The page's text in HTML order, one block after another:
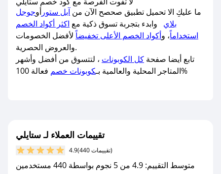
ما عليكِ الا تحميل تطبيق صحصح الآن من آبل ستور أوجوجل
بلاي وابدء بتجربة تسوق ذكية مع اكثر أكواد الخصم
استخداماً، وأكواد الخصم الأعلى تخفيضاًلأفضل الخصومات
والعروض الحصرية.
تابع أيضا صفحة كل الكوبونات ، لتتسوق من أفضل وأشهر
المتاجر المحلية والعالمية بـكوبونات خصم فعالة 100%
تقييمات العملاء لـ ستايلي
4.9 (440 تقييمات)
متوسط التقييم: 4.9 من 5 نجوم بواسطة 440 مستخدمين